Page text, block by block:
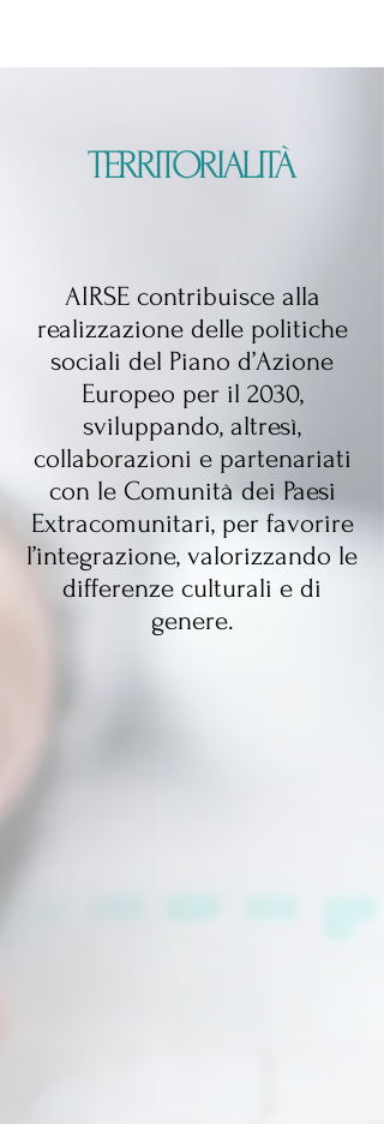
TERRITORIALITÀ
AIRSE contribuisce alla
realizzazione delle politiche
sociali del Piano d’Azione
Europeo per il 2030,
sviluppando, altresì,
collaborazioni e partenariati
con le Comunità dei Paesi
Extracomunitari, per favorire
l’integrazione, valorizzando le
differenze culturali e di
genere.